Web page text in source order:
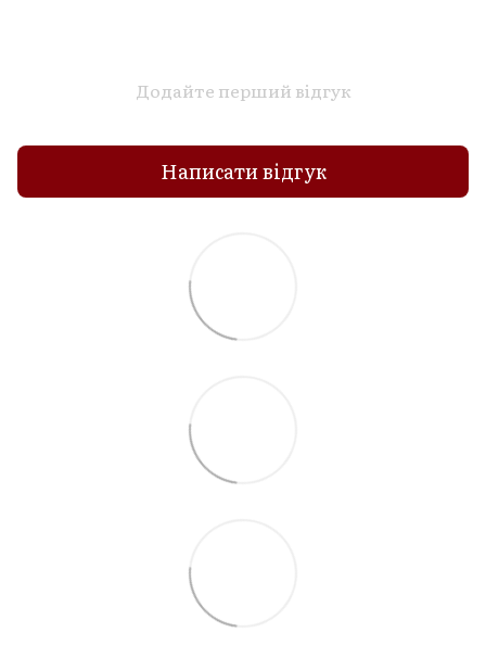
Додайте перший відгук
Написати відгук